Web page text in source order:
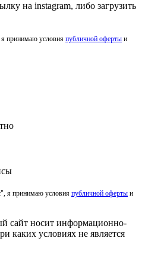
на instagram, либо загрузить
принимаю условия публичной оферты и
я принимаю условия публичной оферты и
сайт носит информационно-
каких условиях не является